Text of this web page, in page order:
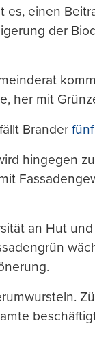
es, einen
der
her mit
Brander
hingegen
an Hut